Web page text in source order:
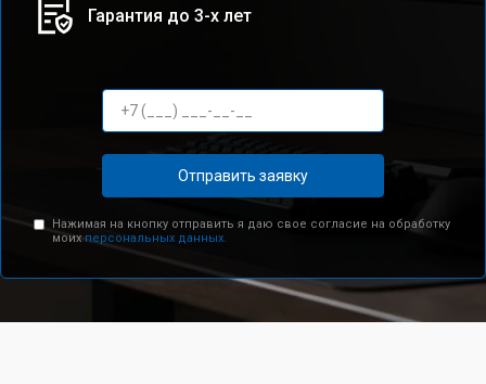
Гарантия до 3-х лет
Отправить заявку
Нажимая на кнопку отправить я даю свое согласие на обработку
моих персональных данных.